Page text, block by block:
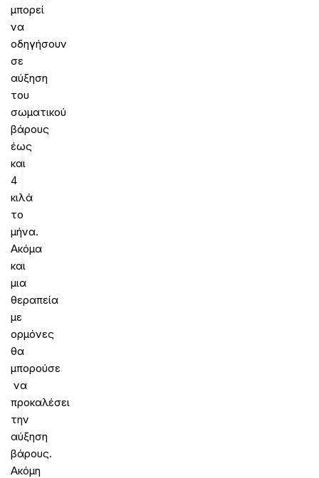
μπορεί
να
οδηγήσουν
σε
αύξηση
του
σωματικού
βάρους
έως
και
4
κιλά
το
μήνα.
Ακόμα
και
μια
θεραπεία
με
ορμόνες
θα
μπορούσε
να
προκαλέσει
την
αύξηση
βάρους.
Ακόμη